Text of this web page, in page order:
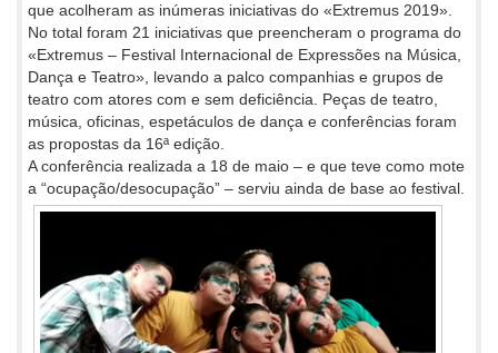
que acolheram as inúmeras iniciativas do «Extremus 2019».
No total foram 21 iniciativas que preencheram o programa do
«Extremus – Festival Internacional de Expressões na Música,
Dança e Teatro», levando a palco companhias e grupos de
teatro com atores com e sem deficiência. Peças de teatro,
música, oficinas, espetáculos de dança e conferências foram
as propostas da 16ª edição.
A conferência realizada a 18 de maio – e que teve como mote
a “ocupação/desocupação” – serviu ainda de base ao festival.